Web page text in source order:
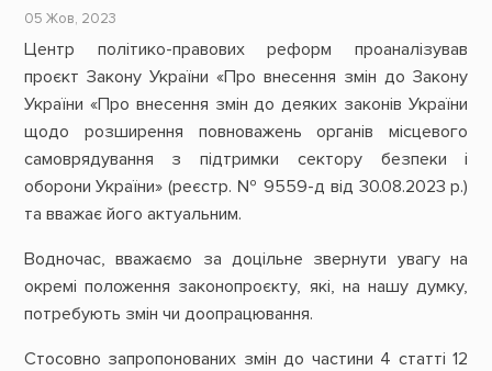
05 Жов, 2023
Центр політико-правових реформ проаналізував
проєкт Закону України «Про внесення змін до Закону
України «Про внесення змін до деяких законів України
щодо розширення повноважень органів місцевого
самоврядування з підтримки сектору безпеки і
оборони України» (реєстр. № 9559-д від 30.08.2023 р.)
та вважає його актуальним.
Водночас, вважаємо за доцільне звернути увагу на
окремі положення законопроєкту, які, на нашу думку,
потребують змін чи доопрацювання.
Стосовно запропонованих змін до частини 4 статті 12